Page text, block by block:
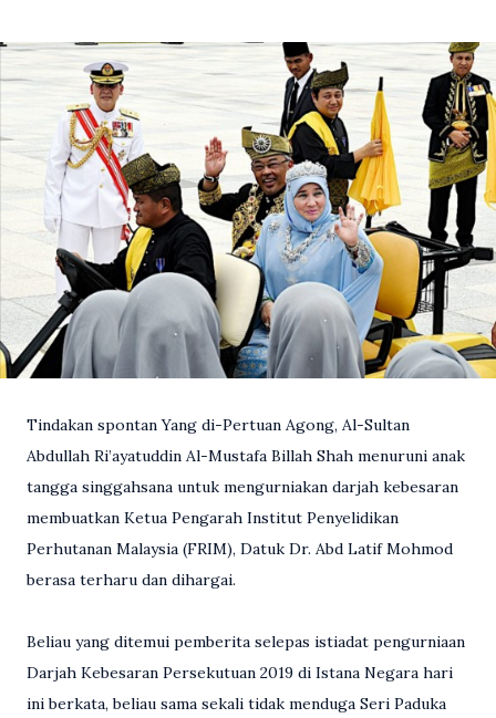
Tindakan spontan Yang di-Pertuan Agong, Al-Sultan
Abdullah Ri’ayatuddin Al-Mustafa Billah Shah menuruni anak
tangga singgahsana untuk mengurniakan darjah kebesaran
membuatkan Ketua Pengarah Institut Penyelidikan
Perhutanan Malaysia (FRIM), Datuk Dr. Abd Latif Mohmod
berasa terharu dan dihargai.
Beliau yang ditemui pemberita selepas istiadat pengurniaan
Darjah Kebesaran Persekutuan 2019 di Istana Negara hari
ini berkata, beliau sama sekali tidak menduga Seri Paduka